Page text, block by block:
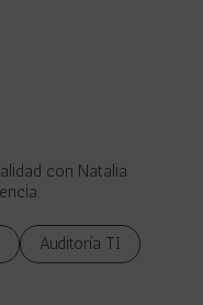
con Natalia
Auditoría TI